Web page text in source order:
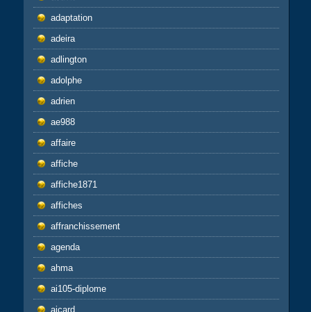
adaptation
adeira
adlington
adolphe
adrien
ae988
affaire
affiche
affiche1871
affiches
affranchissement
agenda
ahma
ai105-diplome
aicard